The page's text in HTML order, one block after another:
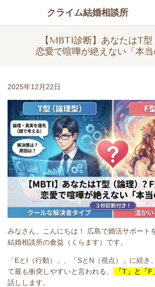
クライム結婚相談所
【MBTI診断】あなたはT型
恋愛で喧嘩が絶えない「本当
2025年12月22日
みなさん、こんにちは！ 広島で婚活サポート
結婚相談所の倉益（くらます）です。
「EとI（行動）」、「SとN（視点）」に続き
て最も衝突しやすいと言われる、
「T」と「F
話しします。